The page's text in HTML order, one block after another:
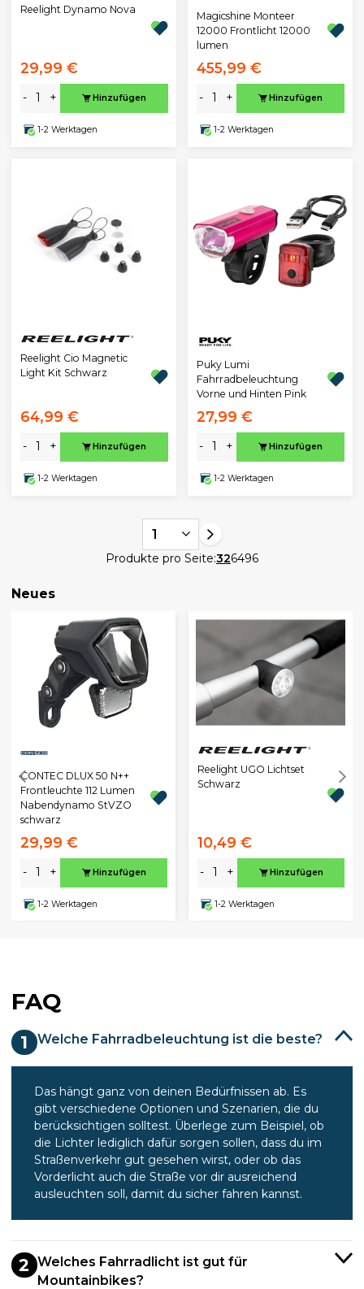
Reelight Dynamo Nova
29,99 €
- + Hinzufügen
1-2 Werktagen
Magicshine Monteer
12000 Frontlicht 12000
lumen
455,99 €
- + Hinzufügen
1-2 Werktagen
Reelight Cio Magnetic
Light Kit Schwarz
64,99 €
- + Hinzufügen
1-2 Werktagen
Puky Lumi
Fahrradbeleuchtung
Vorne und Hinten Pink
27,99 €
- + Hinzufügen
1-2 Werktagen
1
Produkte pro Seite:326496
Neues
CONTEC DLUX 50 N++
Frontleuchte 112 Lumen
Nabendynamo StVZO
schwarz
29,99 €
- + Hinzufügen
1-2 Werktagen
Reelight UGO Lichtset
Schwarz
10,49 €
- + Hinzufügen
1-2 Werktagen
FAQ
1 Welche Fahrradbeleuchtung ist die beste?
Das hängt ganz von deinen Bedürfnissen ab. Es
gibt verschiedene Optionen und Szenarien, die du
berücksichtigen solltest. Überlege zum Beispiel, ob
die Lichter lediglich dafür sorgen sollen, dass du im
Straßenverkehr gut gesehen wirst, oder ob das
Vorderlicht auch die Straße vor dir ausreichend
ausleuchten soll, damit du sicher fahren kannst.
2 Welches Fahrradlicht ist gut für
Mountainbikes?